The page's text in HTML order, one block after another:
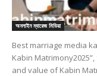
অনলাইন ম্যারেজ মিডিয়া
Best marriage media
Kabin
and value of Kabin